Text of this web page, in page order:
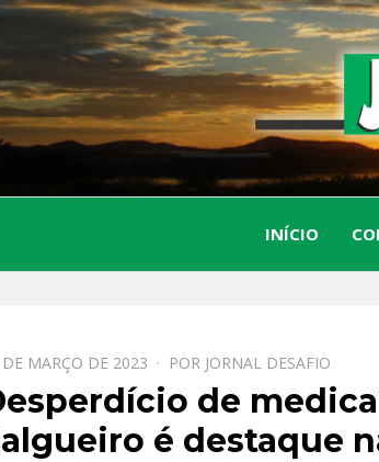
INÍCIO
MARÇO DE 2023 POR JORNAL DESAFIO
de
é destaque